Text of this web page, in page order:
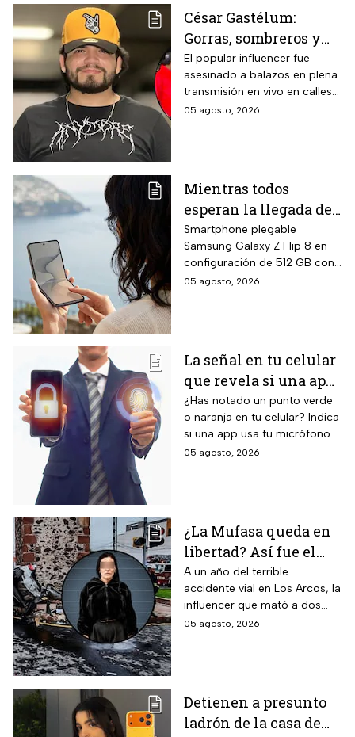
lámina galvanizada,
fibrocemento y ladrillos,
además de fórmula libre de
asbesto y no inflamable.
César Gastélum:
Gorras, sombreros y
las letras MZ, las
pistas que investigan
tras el asesinato del
influencer
El popular influencer fue
asesinado a balazos en plena
transmisión en vivo en calles
de Culiacán, Sinaloa.
05 agosto, 2026
Mientras todos
esperan la llegada del
nuevo celular
Samsung Z Flip8 de
512GB, Liverpool
rebaja el valor de la
intereses
Smartphone plegable
Samsung Galaxy Z Flip 8 en
configuración de 512 GB con
pantalla principal Dynamic
actualizaciones de sistema
operativo garantizadas y suite
completa de Galaxy AI con
inteligencia artificial integrada.
05 agosto, 2026
La señal en tu celular
que revela si una app
te está escuchando
¡No la ignores!
¿Has notado un punto verde
o naranja en tu celular? Indica
si una app usa tu micrófono o
cámara, clave para tu
05 agosto, 2026
¿La Mufasa queda en
libertad? Así fue el
aparatoso accidente
en Los Arcos de
Querétaro en el que
murieron 2 personas
A un año del terrible
accidente vial en Los Arcos, la
influencer que mató a dos
personas podría ser liberada
05 agosto, 2026
Detienen a presunto
ladrón de la casa de